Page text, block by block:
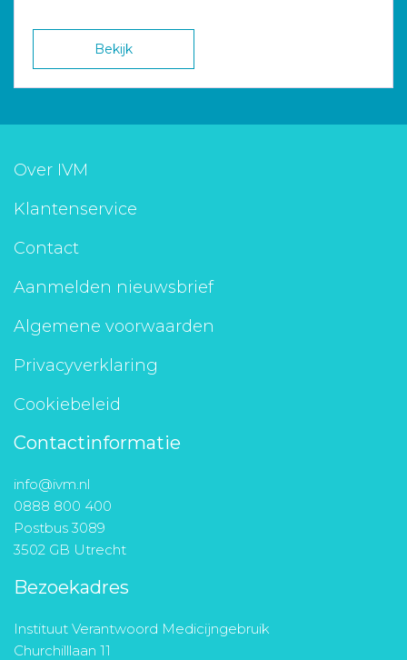
Bekijk
Over IVM
Klantenservice
Contact
Aanmelden nieuwsbrief
Algemene voorwaarden
Privacyverklaring
Cookiebeleid
Contactinformatie
info@ivm.nl
0888 800 400
Postbus 3089
3502 GB Utrecht
Bezoekadres
Instituut Verantwoord Medicijngebruik
Churchilllaan 11